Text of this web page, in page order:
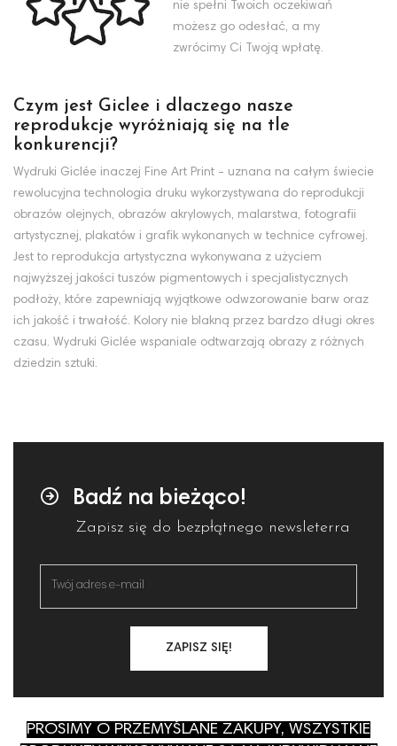
nie spełni Twoich oczekiwań
możesz go odesłać, a my
zwrócimy Ci Twoją wpłatę.
Czym jest Giclee i dlaczego nasze
reprodukcje wyróżniają się na tle
konkurencji?
Wydruki Giclée inaczej Fine Art Print - uznana na całym świecie
rewolucyjna technologia druku wykorzystywana do reprodukcji
obrazów olejnych, obrazów akrylowych, malarstwa, fotografii
artystycznej, plakatów i grafik wykonanych w technice cyfrowej.
Jest to reprodukcja artystyczna wykonywana z użyciem
najwyższej jakości tuszów pigmentowych i specjalistycznych
podłoży, które zapewniają wyjątkowe odwzorowanie barw oraz
ich jakość i trwałość. Kolory nie blakną przez bardzo długi okres
czasu. Wydruki Giclée wspaniale odtwarzają obrazy z różnych
dziedzin sztuki.
Badź na bieżąco!
Zapisz się do bezpłątnego newsleterra
ZAPISZ SIĘ!
PROSIMY O PRZEMYŚLANE ZAKUPY, WSZYSTKIE